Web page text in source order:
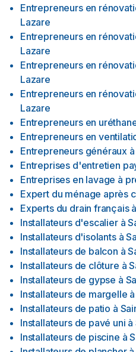
Entrepreneurs en
Lazare
Entrepreneurs en
Lazare
Entrepreneurs en
Lazare
Entrepreneurs en
Lazare
Entrepreneurs en
Entrepreneurs en
Entrepreneurs généraux à
Entreprises d'entretien
Entreprises en lavage à
Expert du ménage après
Experts du drain français à
Installateurs d'escalier à
Installateurs d'isolants à
Installateurs de balcon à
Installateurs de clôture à
Installateurs de gypse à
Installateurs de margelle à
Installateurs de patio à
Installateurs de pavé uni à
Installateurs de piscine à